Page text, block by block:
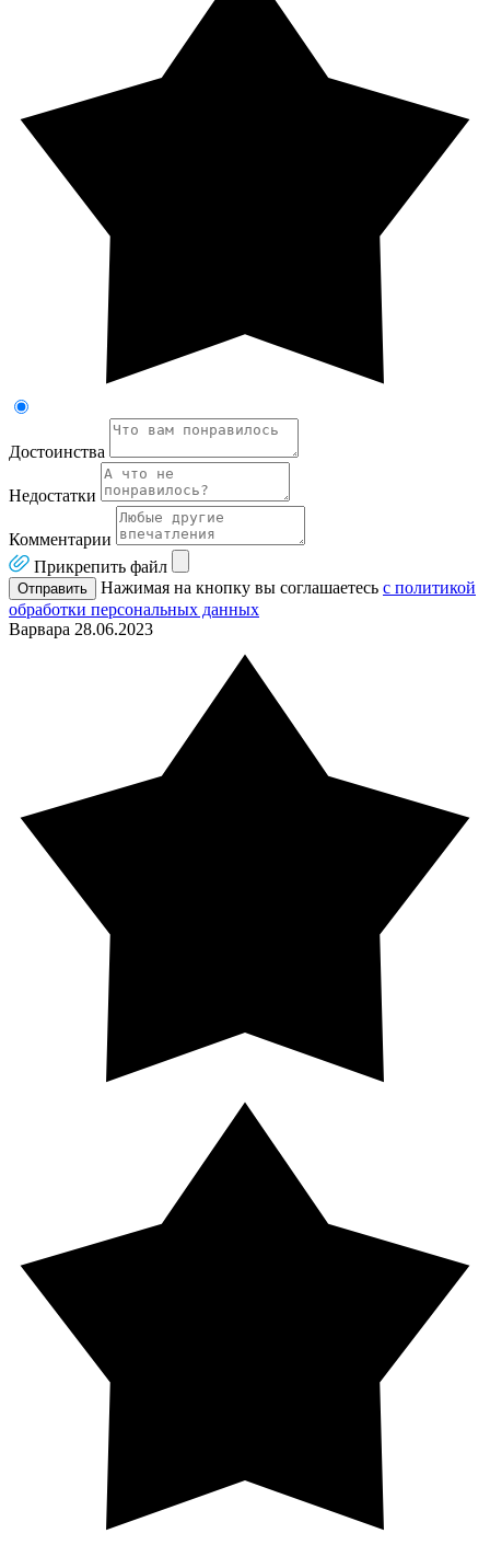
Достоинства
Недостатки
Комментарии
Прикрепить файл
Отправить Нажимая на кнопку вы соглашаетесь с политикой
обработки персональных данных
Варвара 28.06.2023